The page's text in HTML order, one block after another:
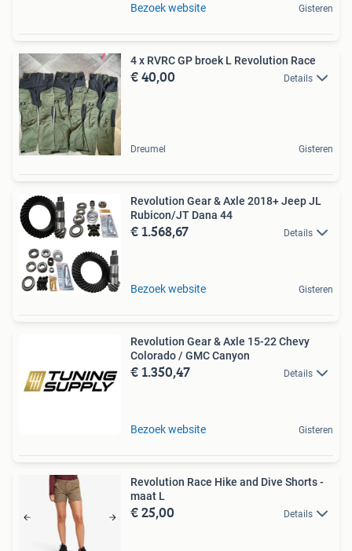
Bezoek website Gisteren
4 x RVRC GP broek L Revolution Race
€ 40,00 Details
Dreumel Gisteren
Revolution Gear & Axle 2018+ Jeep JL
Rubicon/JT Dana 44
€ 1.568,67 Details
Bezoek website Gisteren
Revolution Gear & Axle 15-22 Chevy
Colorado / GMC Canyon
€ 1.350,47 Details
Bezoek website Gisteren
Revolution Race Hike and Dive Shorts -
maat L
€ 25,00 Details